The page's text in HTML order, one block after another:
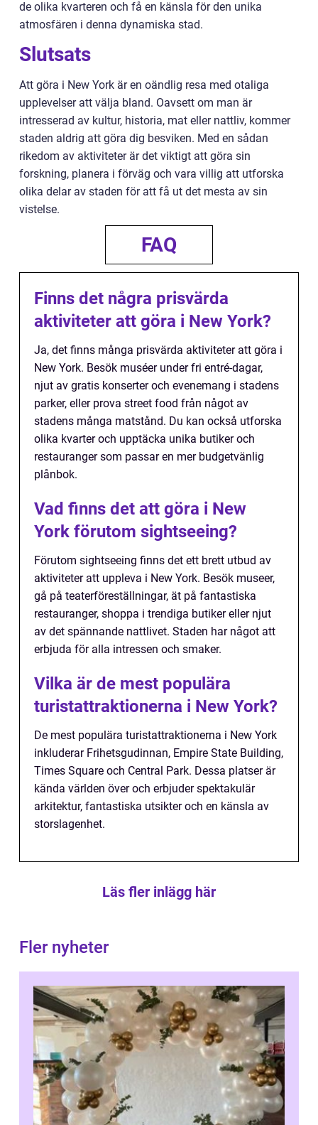
de olika kvarteren och få en känsla för den unika
atmosfären i denna dynamiska stad.
Slutsats
Att göra i New York är en oändlig resa med otaliga
upplevelser att välja bland. Oavsett om man är
intresserad av kultur, historia, mat eller nattliv, kommer
staden aldrig att göra dig besviken. Med en sådan
rikedom av aktiviteter är det viktigt att göra sin
forskning, planera i förväg och vara villig att utforska
olika delar av staden för att få ut det mesta av sin
vistelse.
FAQ
Finns det några prisvärda
aktiviteter att göra i New York?
Ja, det finns många prisvärda aktiviteter att göra i
New York. Besök muséer under fri entré-dagar,
njut av gratis konserter och evenemang i stadens
parker, eller prova street food från något av
stadens många matstånd. Du kan också utforska
olika kvarter och upptäcka unika butiker och
restauranger som passar en mer budgetvänlig
plånbok.
Vad finns det att göra i New
York förutom sightseeing?
Förutom sightseeing finns det ett brett utbud av
aktiviteter att uppleva i New York. Besök museer,
gå på teaterföreställningar, ät på fantastiska
restauranger, shoppa i trendiga butiker eller njut
av det spännande nattlivet. Staden har något att
erbjuda för alla intressen och smaker.
Vilka är de mest populära
turistattraktionerna i New York?
De mest populära turistattraktionerna i New York
inkluderar Frihetsgudinnan, Empire State Building,
Times Square och Central Park. Dessa platser är
kända världen över och erbjuder spektakulär
arkitektur, fantastiska utsikter och en känsla av
storslagenhet.
Läs fler inlägg här
Fler nyheter